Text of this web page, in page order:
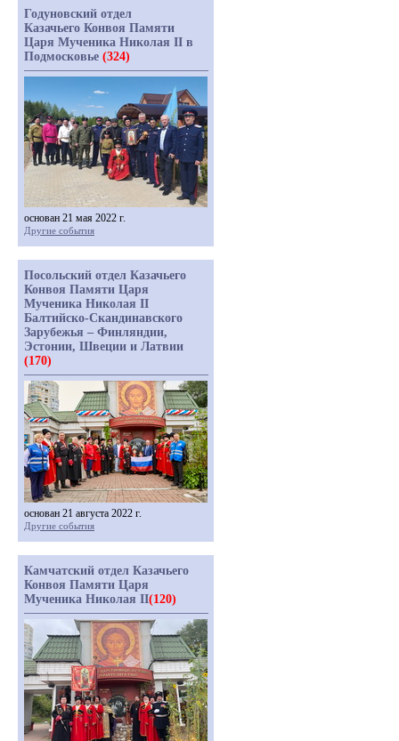
Годуновский отдел
Казачьего Конвоя Памяти
Царя Мученика Николая II в
Подмосковье (324)
основан 21 мая 2022 г.
Другие события
Посольский отдел Казачьего
Конвоя Памяти Царя
Мученика Николая II
Балтийско-Скандинавского
Зарубежья – Финляндии,
Эстонии, Швеции и Латвии
(170)
основан 21 августа 2022 г.
Другие события
Камчатский отдел Казачьего
Конвоя Памяти Царя
Мученика Николая II(120)